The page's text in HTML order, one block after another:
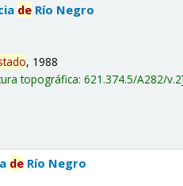
de Río Negro
, 1988
topográfica:621.374.5/A282/v.2
de Río Negro